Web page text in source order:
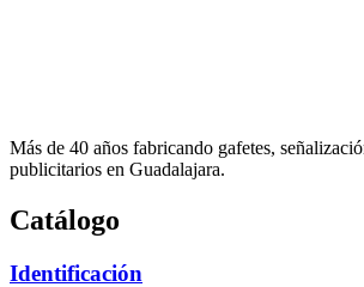
Más de 40 años fabricando gafetes,
publicitarios en Guadalajara.
Catálogo
Identificación